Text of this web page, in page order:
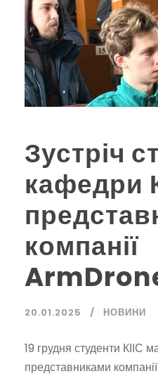
Зустріч
кафедри
компанії
20.01.2025 НОВИНИ
19 грудня студенти КІІС
представниками